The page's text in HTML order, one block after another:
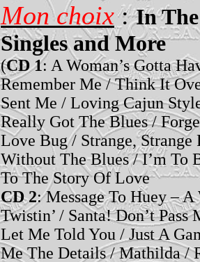
Monchoix:In
Singles and More
(CD 1: A Woman’sGotta
Remember Me / Think It
Sent Me / Loving Cajun
Really Got The Blues /
Love Bug / Strange,
Without The Blues / I’m To
To The Story Of Love
CD 2: Message To Huey – A
Twistin’ / Santa! Don’t
Let Me Told You / Just A
Me The Details /Mathilda/